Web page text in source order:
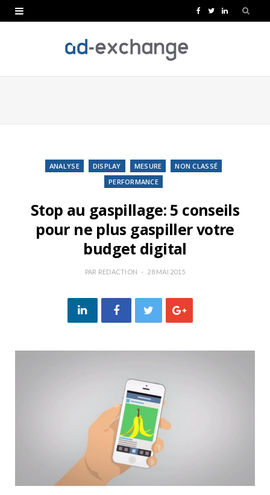
e
k
T
t
L
k
ANALYSE DISPLAY MESURE
NON CLASSÉ
PERFORMANCE
Stop au gaspillage: 5 conseils
pour ne plus gaspiller votre
budget digital
PAR REDACTION 28 MAI 2015